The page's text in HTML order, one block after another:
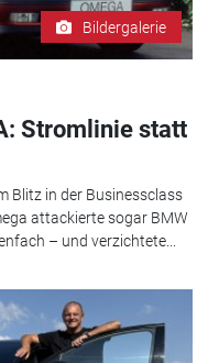
Bildergalerie
Stromlinie statt
Blitz in der Businessclass
attackierte sogar BMW
– und verzichtete...